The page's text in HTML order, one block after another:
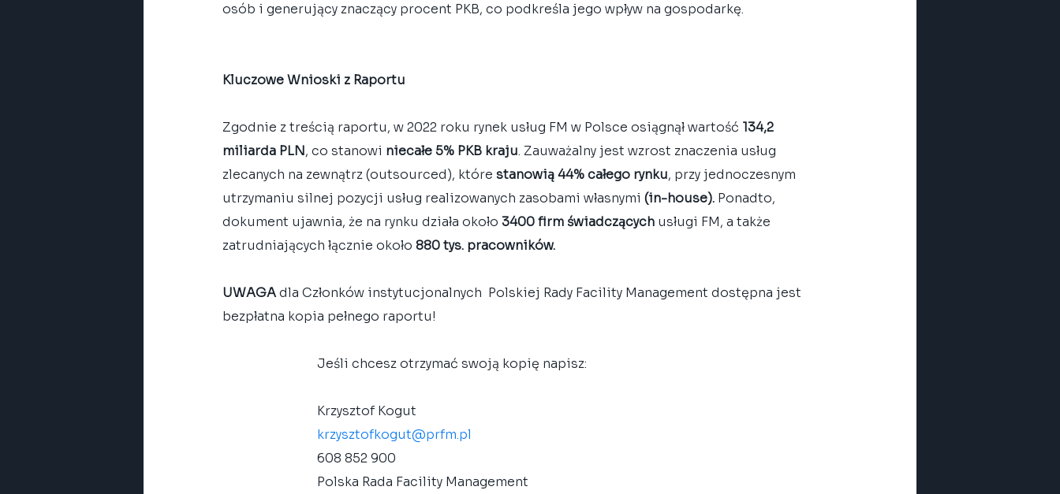
osób i generujący znaczący procent PKB, co podkreśla jego wpływ na gospodarkę.
Kluczowe Wnioski z Raportu
Zgodnie z treścią raportu, w 2022 roku rynek usług FM w Polsce osiągnął wartość 134,2
miliarda PLN, co stanowi niecałe 5% PKB kraju. Zauważalny jest wzrost znaczenia usług
zlecanych na zewnątrz (outsourced), które stanowią 44% całego rynku, przy jednoczesnym
utrzymaniu silnej pozycji usług realizowanych zasobami własnymi (in-house). Ponadto,
dokument ujawnia, że na rynku działa około 3400 firm świadczących usługi FM, a także
zatrudniających łącznie około 880 tys. pracowników.
UWAGA dla Członków instytucjonalnych  Polskiej Rady Facility Management dostępna jest
bezpłatna kopia pełnego raportu!
Jeśli chcesz otrzymać swoją kopię napisz:
Krzysztof Kogut
krzysztofkogut@prfm.pl
608 852 900
Polska Rada Facility Management